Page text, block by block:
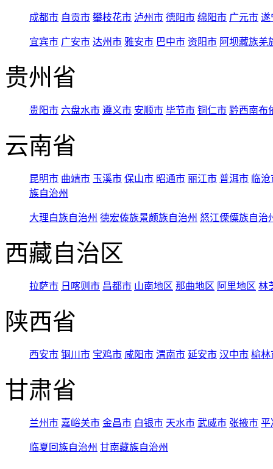
成都市 自贡市 攀枝花市 泸州市 德阳市 绵阳市 广元市 遂
宜宾市 广安市 达州市 雅安市 巴中市 资阳市 阿坝藏族羌
贵州省
贵阳市 六盘水市 遵义市 安顺市 毕节市 铜仁市 黔西南布
云南省
昆明市 曲靖市 玉溪市 保山市 昭通市 丽江市 普洱市 临
族自治州
大理白族自治州 德宏傣族景颇族自治州 怒江傈僳族自治
西藏自治区
拉萨市 日喀则市 昌都市 山南地区 那曲地区 阿里地区 林
陕西省
西安市 铜川市 宝鸡市 咸阳市 渭南市 延安市 汉中市 榆林
甘肃省
兰州市 嘉峪关市 金昌市 白银市 天水市 武威市 张掖市 平
临夏回族自治州 甘南藏族自治州